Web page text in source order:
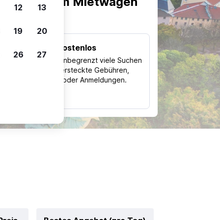
Kostenlos
Nutze unbegrenzt viele Suchen
ohne versteckte Gebühren,
Kosten oder Anmeldungen.
12 13
19 20
26 27